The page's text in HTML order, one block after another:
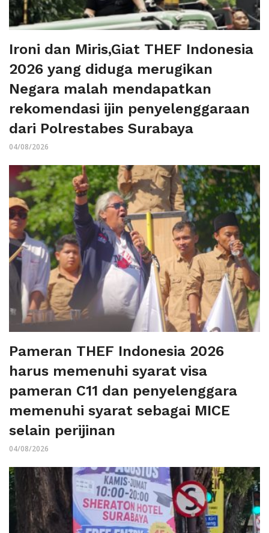
Ironi dan Miris,Giat THEF Indonesia
2026 yang diduga merugikan
Negara malah mendapatkan
rekomendasi ijin penyelenggaraan
dari Polrestabes Surabaya
04/08/2026
Pameran THEF Indonesia 2026
harus memenuhi syarat visa
pameran C11 dan penyelenggara
memenuhi syarat sebagai MICE
selain perijinan
04/08/2026